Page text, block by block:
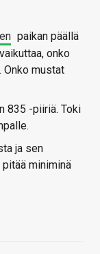
paikan päällä
onko
Onko mustat
835 -piiriä. Toki
ja sen
miniminä